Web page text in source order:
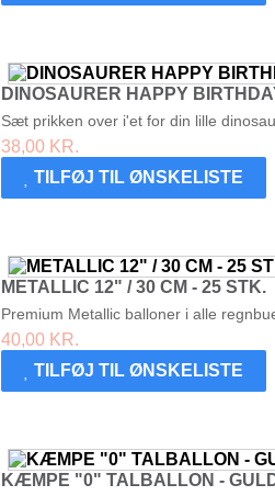
DINOSAURER HAPPY
Sæt prikken over i'et for din lille
38,00 KR.
TILFØJ TIL ØNSKELISTE
METALLIC 12" / 30 CM - 25 STK.
Premium Metallic balloner i alle
40,00 KR.
TILFØJ TIL ØNSKELISTE
KÆMPE "0" TALBALLON -